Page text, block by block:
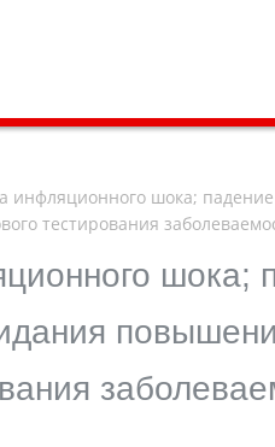
инфляционного шока;
тестирования
шока;